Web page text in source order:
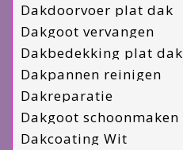
Dakdoorvoer plat dak
Dakgoot vervangen
Dakbedekking plat dak
Dakpannen reinigen
Dakreparatie
Dakgoot schoonmaken
Dakcoating Wit